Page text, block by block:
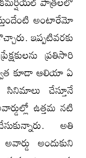
అంటారేమో
ఇప్పటివరకు
ప్రతిసారి
కూడా ఆలియా ఏ
చేస్తూనే
ఉత్తమ నటి
అతి
అందుకుని